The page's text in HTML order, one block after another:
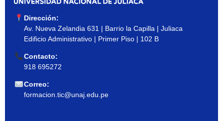
Dirección:
Av. Nueva Zelandia 631 | Barrio la Capilla | Juliaca
Edificio Administrativo | Primer Piso | 102 B
Contacto:
918 695272
Correo:
formacion.tic@unaj.edu.pe